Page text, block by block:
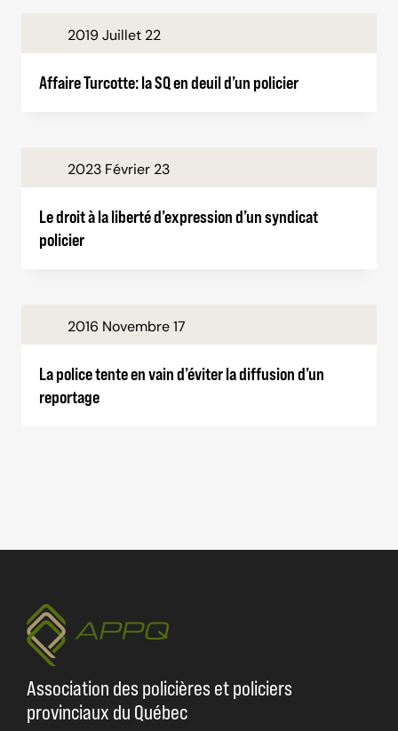
2019 Juillet 22
Affaire Turcotte: la SQ en deuil d’un policier
2023 Février 23
Le droit à la liberté d’expression d’un syndicat
policier
2016 Novembre 17
La police tente en vain d’éviter la diffusion d’un
reportage
Association des policières et policiers
provinciaux du Québec